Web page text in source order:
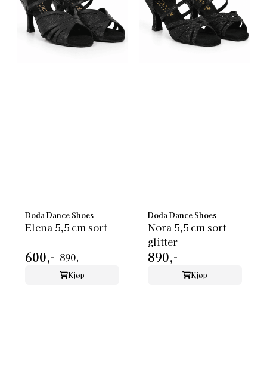
Doda Dance Shoes
Elena 5,5 cm sort
600,- 890,-
Kjøp
Doda Dance Shoes
Nora 5,5 cm sort
glitter
890,-
Kjøp